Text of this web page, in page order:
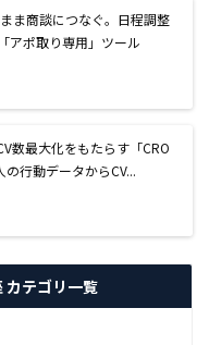
ま商談につなぐ。日程調整
アポ取り専用」ツール
数最大化をもたらす「CRO
行動データからCV...
カテゴリ一覧